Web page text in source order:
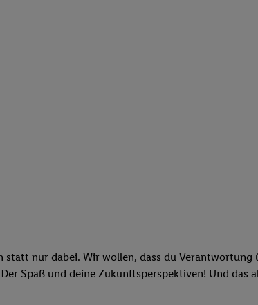
nur dabei. Wir wollen, dass du Verantwortung
Spaß und deine Zukunftsperspektiven! Und das